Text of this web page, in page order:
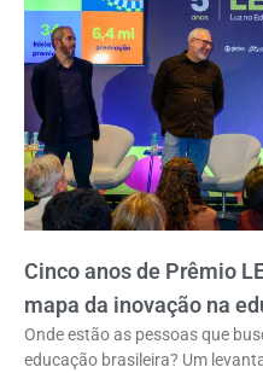
Cinco anos de Prêmio
mapa da inovação na
Onde estão as pessoas que
educação brasileira? Um